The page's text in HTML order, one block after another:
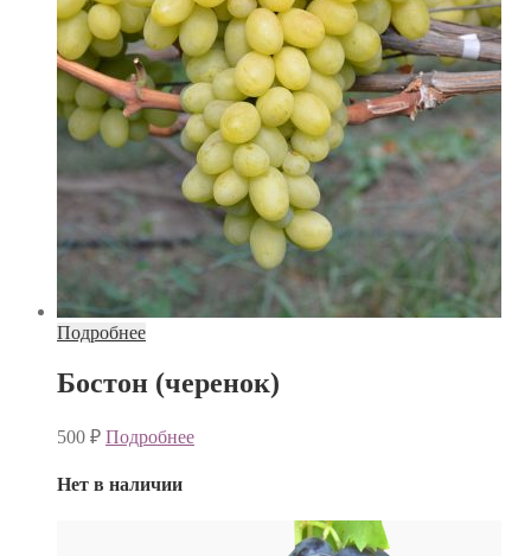
Подробнее
Бостон (черенок)
500 ₽ Подробнее
Нет в наличии